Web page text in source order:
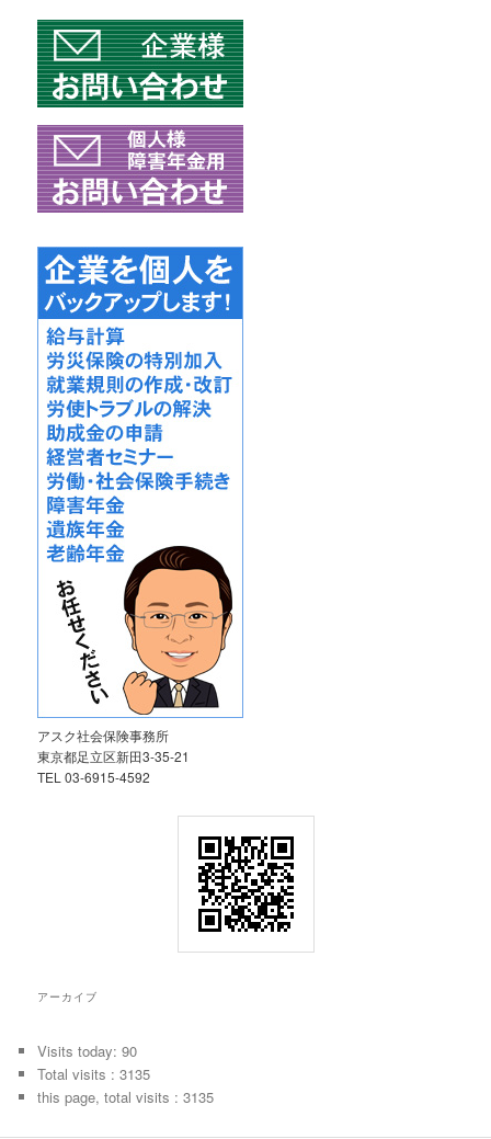
アスク社会保険事務所
東京都足立区新田3-35-21
TEL 03-6915-4592
アーカイブ
Visits today: 90
Total visits : 3135
this page, total visits : 3135